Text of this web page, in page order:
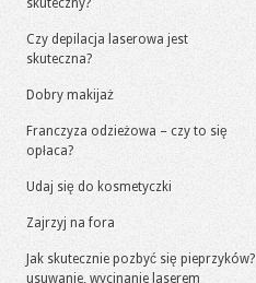
skuteczny?
Czy depilacja laserowa jest
skuteczna?
Dobry makijaż
Franczyza odzieżowa – czy to się
opłaca?
Udaj się do kosmetyczki
Zajrzyj na fora
Jak skutecznie pozbyć się pieprzyków?
usuwanie, wycinanie laserem